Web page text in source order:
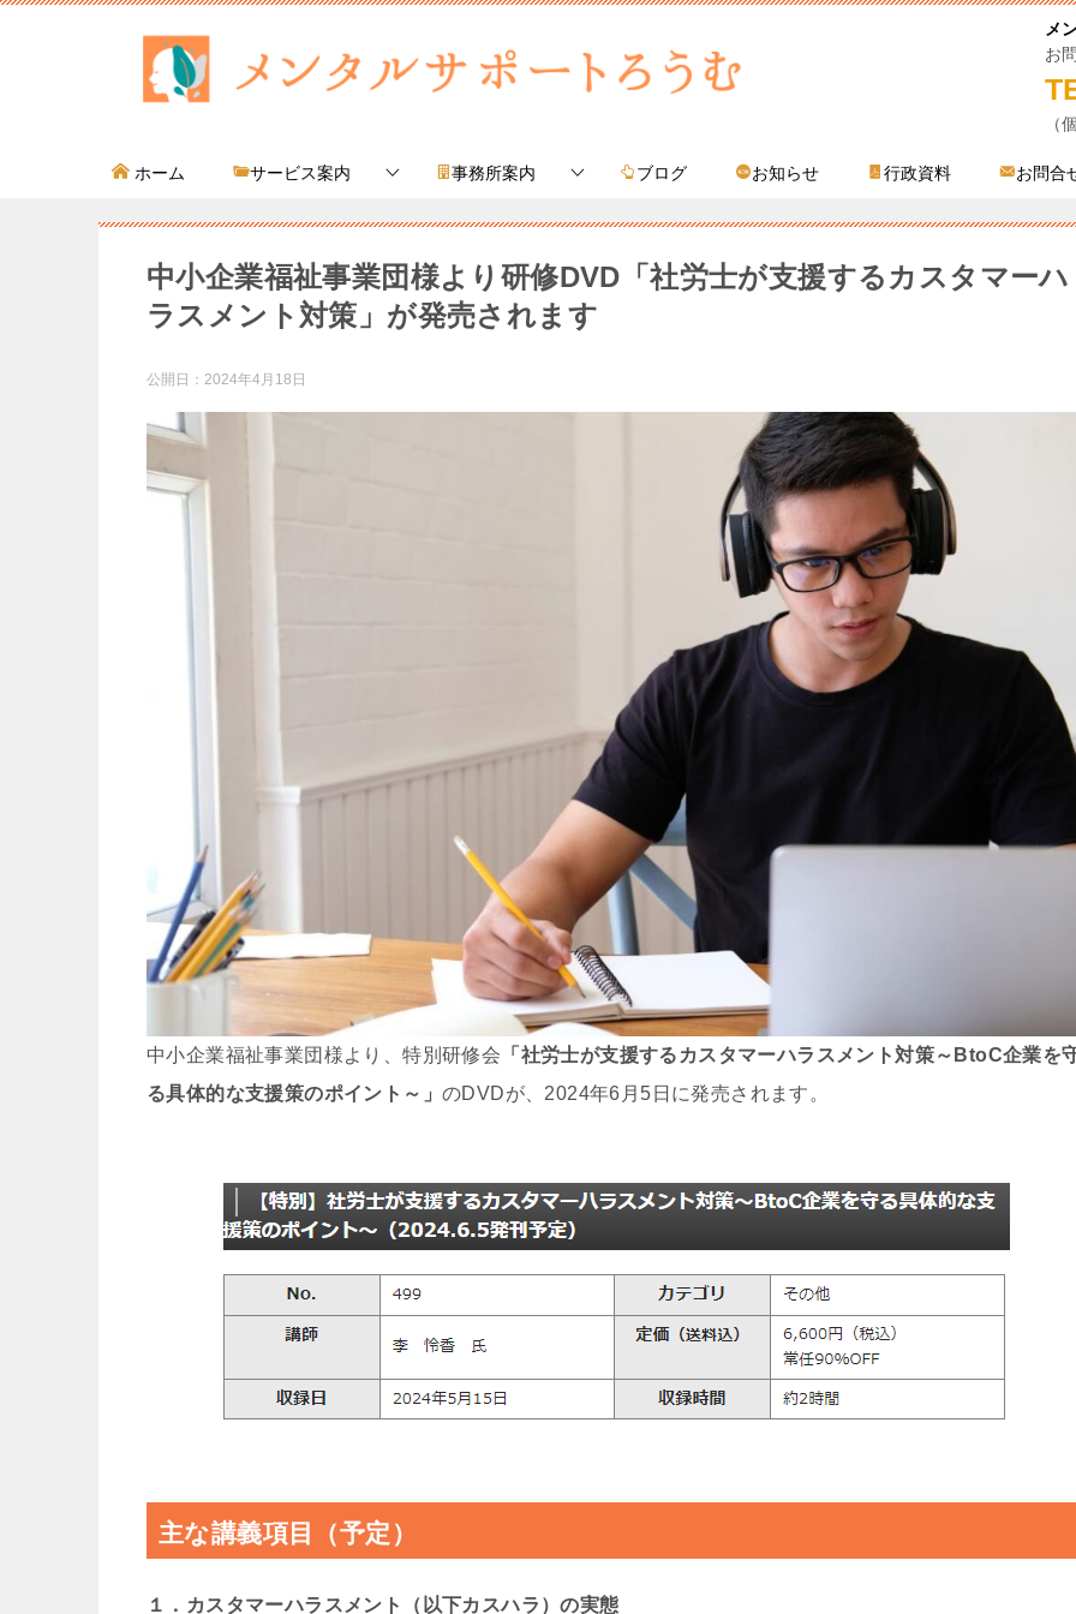
メ
お
（
ホーム サービス案内 事務所案内 ブログ お知らせ 行政資料 お問合
中小企業福祉事業団様より研修DVD「社労士が支援するカスタマーハ
ラスメント対策」が発売されます
公開日： 2024年4月18日
中小企業福祉事業団様より、特別研修会 「社労士が支援するカスタマーハラスメント対策～BtoC企業を
る具体的な支援策のポイント～」 のDVDが、2024年6月5日に発売されます。
主な講義項目（予定）
１．カスタマーハラスメント（以下カスハラ）の実態